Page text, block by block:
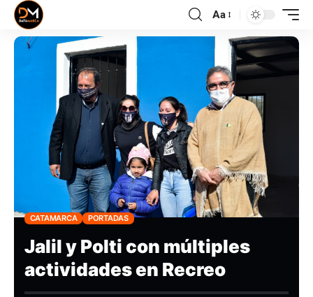
Aa
CATAMARCA PORTADAS
Jalil y Polti con múltiples
actividades en Recreo